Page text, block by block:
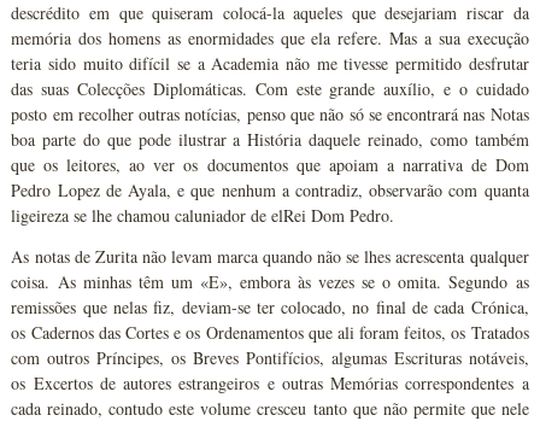
descrédito em que quiseram colocá-la aqueles que desejariam riscar da
memória dos homens as enormidades que ela refere. Mas a sua execução
teria sido muito difícil se a Academia não me tivesse permitido desfrutar
das suas Colecções Diplomáticas. Com este grande auxílio, e o cuidado
posto em recolher outras notícias, penso que não só se encontrará nas Notas
boa parte do que pode ilustrar a História daquele reinado, como também
que os leitores, ao ver os documentos que apoiam a narrativa de Dom
Pedro Lopez de Ayala, e que nenhum a contradiz, observarão com quanta
ligeireza se lhe chamou caluniador de elRei Dom Pedro.
As notas de Zurita não levam marca quando não se lhes acrescenta qualquer
coisa. As minhas têm um «E», embora às vezes se o omita. Segundo as
remissões que nelas fiz, deviam-se ter colocado, no final de cada Crónica,
os Cadernos das Cortes e os Ordenamentos que ali foram feitos, os Tratados
com outros Príncipes, os Breves Pontifícios, algumas Escrituras notáveis,
os Excertos de autores estrangeiros e outras Memórias correspondentes a
cada reinado, contudo este volume cresceu tanto que não permite que nele